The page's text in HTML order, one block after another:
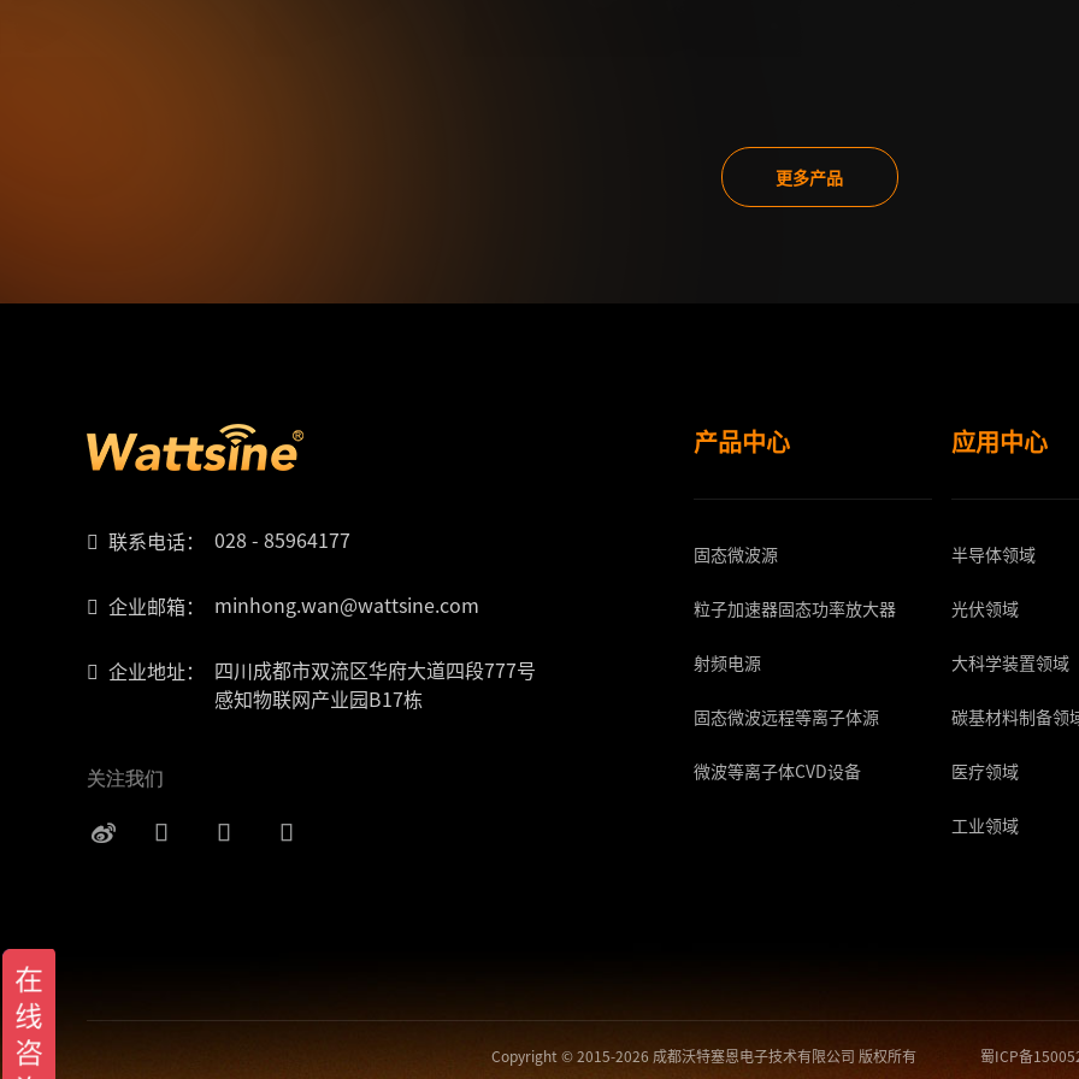
更多产品
联系电话： 028 - 85964177
企业邮箱： minhong.wan@wattsine.com
企业地址：
四川成都市双流区华府大道四段777号
感知物联网产业园B17栋
关注我们
产品中心
固态微波源
粒子加速器固态功率放大器
射频电源
固态微波远程等离子体源
微波等离子体CVD设备
应用中心
半导体领域
光伏领域
大科学装置领域
碳基材料制备领
医疗领域
工业领域
Copyright © 2015-2026 成都沃特塞恩电子技术有限公司 版权所有 蜀ICP备